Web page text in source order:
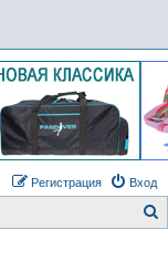
Вход
Регистрация